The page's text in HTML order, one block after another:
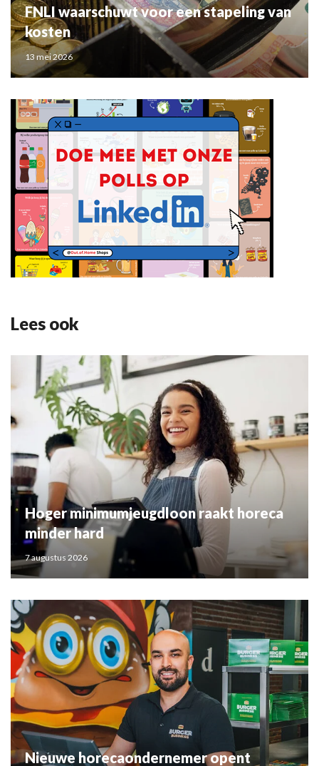
FNLI waarschuwt voor een stapeling van
kosten
13 mei 2026
Lees ook
Hoger minimumjeugdloon raakt horeca
minder hard
7 augustus 2026
Nieuwe horecaondernemer opent